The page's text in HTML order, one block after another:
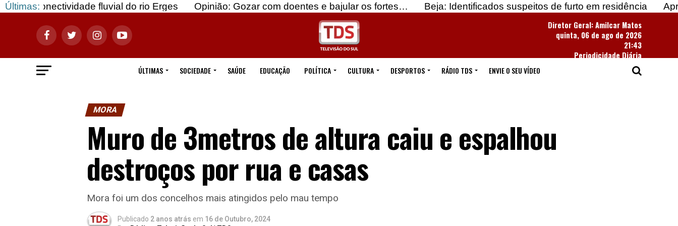
Últimas:fluvial do rio Erges Opinião: Gozar com doentes e bajular os fortes… Beja: Identificados suspeitos de furto em residência
Apreendidas
Diretor Geral: Amilcar Matos
quinta, 06 de ago de 2026
21:43
Periodicidade Diária
ÚLTIMAS
SOCIEDADE SAÚDE EDUCAÇÃO POLÍTICA CULTURA DESPORTOS RÁDIO TDS ENVIE O SEU VÍDEO
MORA
Muro de 3metros de altura caiu e espalhou
destroços por rua e casas
Mora foi um dos concelhos mais atingidos pelo mau tempo
Publicado 2 anos atrás em 16 de Outubro, 2024